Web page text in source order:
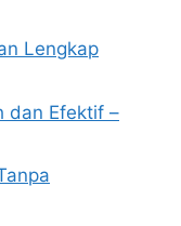
Lengkap
dan Efektif –